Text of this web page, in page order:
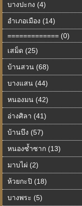
บางปะกง (4)
อำเภอเมือง (14)
============= (0)
เสม็ด (25)
บ้านสวน (68)
บางแสน (44)
หนองมน (42)
อ่างศิลา (41)
บ้านบึง (57)
หนองซ้ำซาก (13)
มาบไผ่ (2)
ห้วยกะปิ (18)
บางพระ (5)